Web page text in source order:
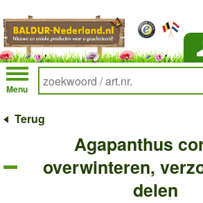
Menu
Terug
Agapanthus
overwinteren,
delen